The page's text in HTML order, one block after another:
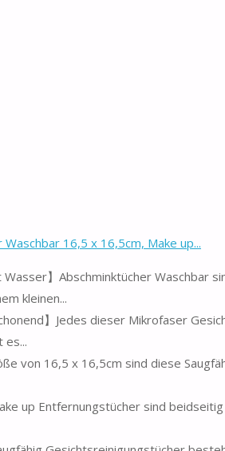
16,5 x 16,5cm, Make up...
Wasser】Abschminktücher Waschbar
kleinen...
】Jedes dieser Mikrofaser
es...
von 16,5 x 16,5cm sind diese
up Entfernungstücher sind